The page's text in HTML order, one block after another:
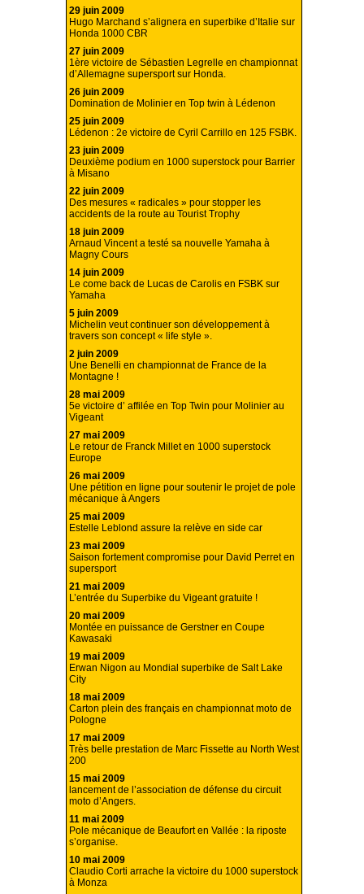
29 juin 2009
Hugo Marchand s’alignera en superbike d’Italie sur
Honda 1000 CBR
27 juin 2009
1ère victoire de Sébastien Legrelle en championnat
d’Allemagne supersport sur Honda.
26 juin 2009
Domination de Molinier en Top twin à Lédenon
25 juin 2009
Lédenon : 2e victoire de Cyril Carrillo en 125 FSBK.
23 juin 2009
Deuxième podium en 1000 superstock pour Barrier
à Misano
22 juin 2009
Des mesures « radicales » pour stopper les
accidents de la route au Tourist Trophy
18 juin 2009
Arnaud Vincent a testé sa nouvelle Yamaha à
Magny Cours
14 juin 2009
Le come back de Lucas de Carolis en FSBK sur
Yamaha
5 juin 2009
Michelin veut continuer son développement à
travers son concept « life style ».
2 juin 2009
Une Benelli en championnat de France de la
Montagne !
28 mai 2009
5e victoire d’ affilée en Top Twin pour Molinier au
Vigeant
27 mai 2009
Le retour de Franck Millet en 1000 superstock
Europe
26 mai 2009
Une pétition en ligne pour soutenir le projet de pole
mécanique à Angers
25 mai 2009
Estelle Leblond assure la relève en side car
23 mai 2009
Saison fortement compromise pour David Perret en
supersport
21 mai 2009
L’entrée du Superbike du Vigeant gratuite !
20 mai 2009
Montée en puissance de Gerstner en Coupe
Kawasaki
19 mai 2009
Erwan Nigon au Mondial superbike de Salt Lake
City
18 mai 2009
Carton plein des français en championnat moto de
Pologne
17 mai 2009
Très belle prestation de Marc Fissette au North West
200
15 mai 2009
lancement de l’association de défense du circuit
moto d’Angers.
11 mai 2009
Pole mécanique de Beaufort en Vallée : la riposte
s’organise.
10 mai 2009
Claudio Corti arrache la victoire du 1000 superstock
à Monza